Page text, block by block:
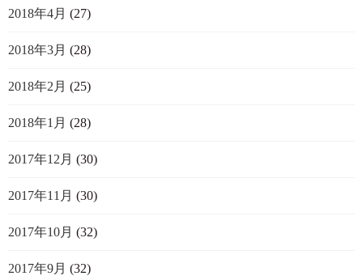
2018年4月 (27)
2018年3月 (28)
2018年2月 (25)
2018年1月 (28)
2017年12月 (30)
2017年11月 (30)
2017年10月 (32)
2017年9月 (32)